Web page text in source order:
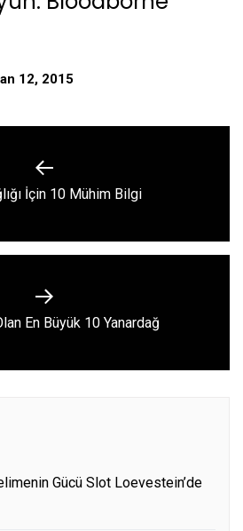
12, 2015
Previous
İçin 10 Mühim Bilgi
Next
En Büyük 10 Yanardağ
Gücü Slot Loevestein’de